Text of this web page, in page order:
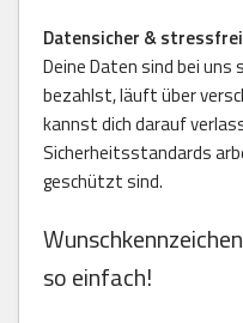
Datensicher & stressfrei
Deine Daten sind bei uns
bezahlst, läuft über
kannst dich darauf
Sicherheitsstandards
geschützt sind.
so einfach!